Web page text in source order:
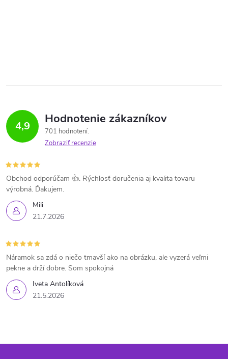
4,9 Hodnotenie zákazníkov
701 hodnotení
Zobraziť recenzie
Mili
21.7.2026
Obchod odporúčam 👍. Rýchlosť doručenia aj kvalita tovaru
výrobná. Ďakujem.
Iveta Antolíková
21.5.2026
Náramok sa zdá o niečo tmavší ako na obrázku, ale vyzerá veľmi
pekne a drží dobre. Som spokojná